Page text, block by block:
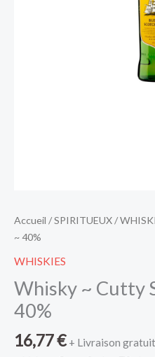
Accueil /SPIRITUEUX/
~ 40%
WHISKIES
Whisky ~ Cutty
40%
16,77€ + Livraison